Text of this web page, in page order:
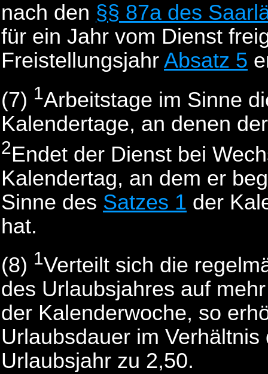
nach den §§ 87a des
für ein Jahr vom Dienst
Freistellungsjahr Absatz 5
(7) 1Arbeitstage im Sinne
Kalendertage, an denen
2Endet der Dienst bei
Kalendertag, an dem er
Sinne des Satzes 1 der
hat.
(8) 1Verteilt sich die
des Urlaubsjahres auf
der Kalenderwoche, so
Urlaubsdauer im
Urlaubsjahr zu 2,50.